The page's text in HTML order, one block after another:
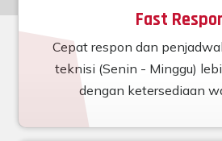
Fast
Cepat respon dan
teknisi (Senin - Minggu)
dengan ketersediaan